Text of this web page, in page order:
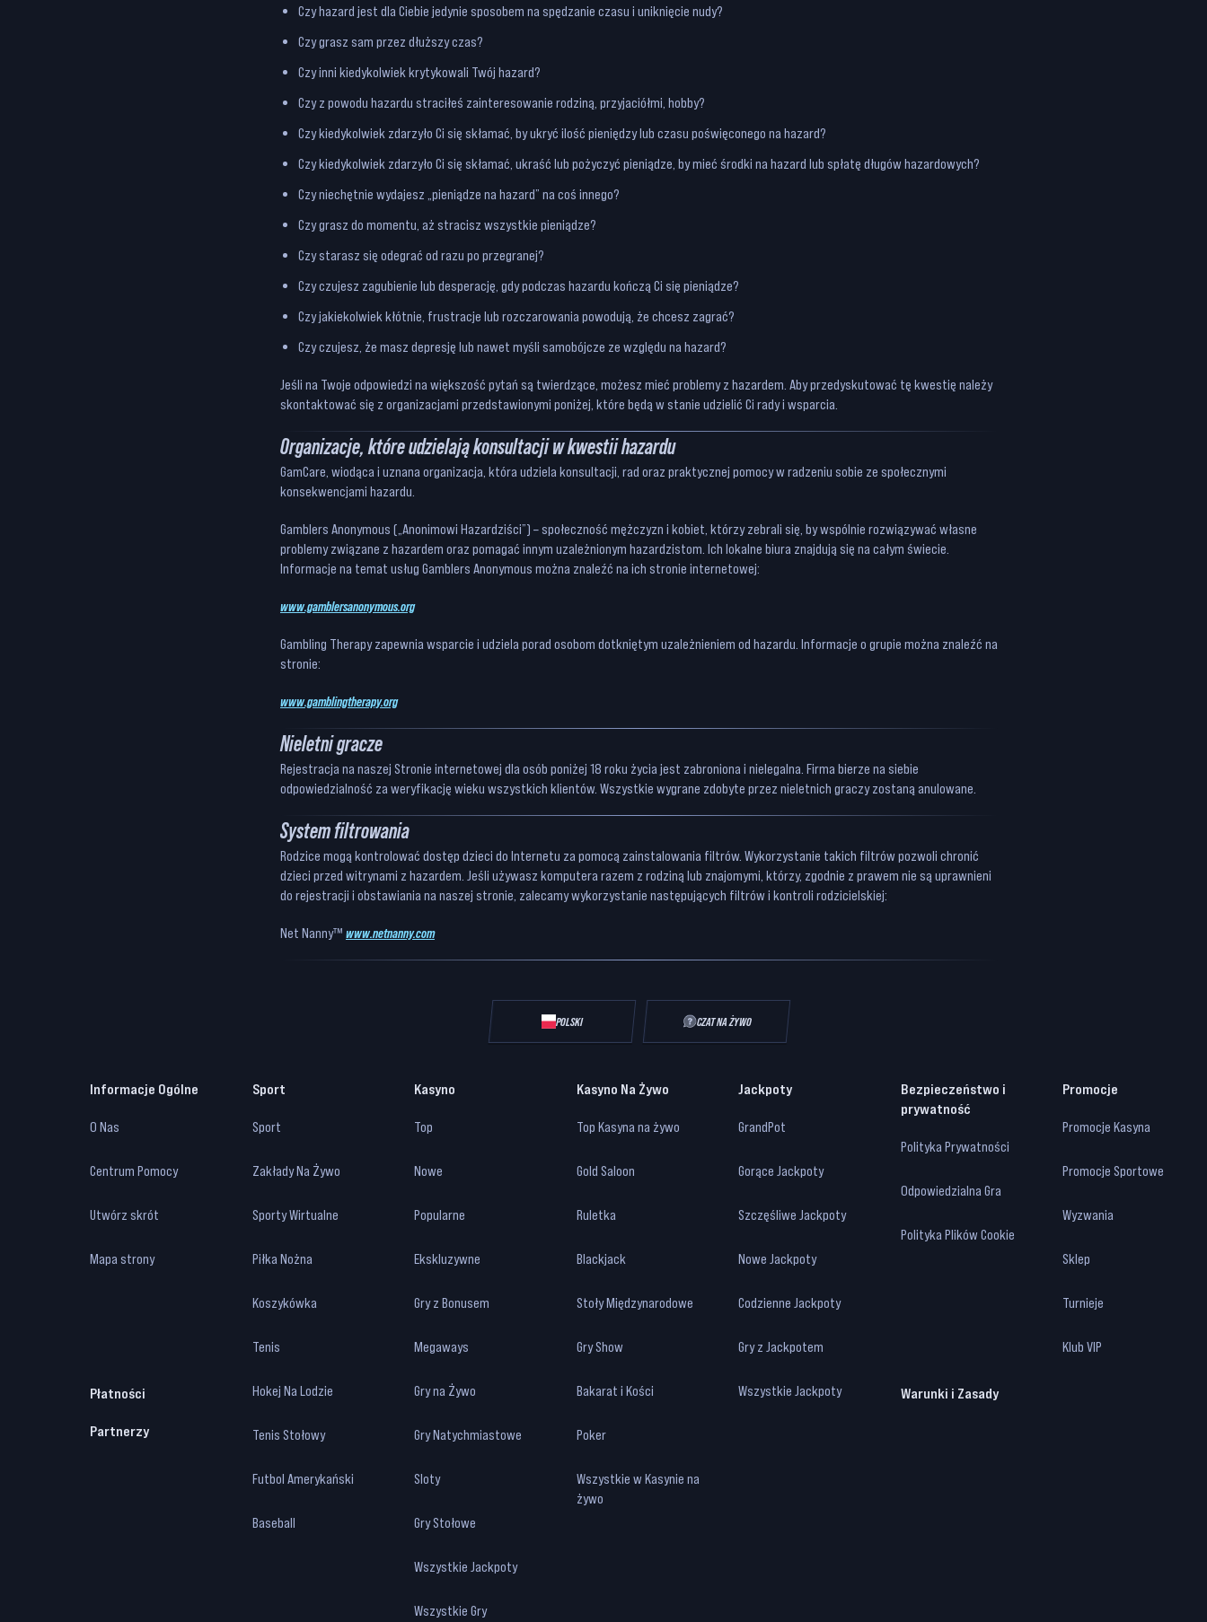
Czy hazard jest dla Ciebie jedynie sposobem na spędzanie czasu i uniknięcie nudy?
Czy grasz sam przez dłuższy czas?
Czy inni kiedykolwiek krytykowali Twój hazard?
Czy z powodu hazardu straciłeś zainteresowanie rodziną, przyjaciółmi, hobby?
Czy kiedykolwiek zdarzyło Ci się skłamać, by ukryć ilość pieniędzy lub czasu poświęconego na hazard?
Czy kiedykolwiek zdarzyło Ci się skłamać, ukraść lub pożyczyć pieniądze, by mieć środki na hazard lub spłatę długów hazardowych?
Czy niechętnie wydajesz „pieniądze na hazard” na coś innego?
Czy grasz do momentu, aż stracisz wszystkie pieniądze?
Czy starasz się odegrać od razu po przegranej?
Czy czujesz zagubienie lub desperację, gdy podczas hazardu kończą Ci się pieniądze?
Czy jakiekolwiek kłótnie, frustracje lub rozczarowania powodują, że chcesz zagrać?
Czy czujesz, że masz depresję lub nawet myśli samobójcze ze względu na hazard?
Jeśli na Twoje odpowiedzi na większość pytań są twierdzące, możesz mieć problemy z hazardem. Aby przedyskutować tę kwestię należy
skontaktować się z organizacjami przedstawionymi poniżej, które będą w stanie udzielić Ci rady i wsparcia.
Organizacje, które udzielają konsultacji w kwestii hazardu
GamCare, wiodąca i uznana organizacja, która udziela konsultacji, rad oraz praktycznej pomocy w radzeniu sobie ze społecznymi
konsekwencjami hazardu.
Gamblers Anonymous („Anonimowi Hazardziści”) – społeczność mężczyzn i kobiet, którzy zebrali się, by wspólnie rozwiązywać własne
problemy związane z hazardem oraz pomagać innym uzależnionym hazardzistom. Ich lokalne biura znajdują się na całym świecie.
Informacje na temat usług Gamblers Anonymous można znaleźć na ich stronie internetowej:
www.gamblersanonymous.org
Gambling Therapy zapewnia wsparcie i udziela porad osobom dotkniętym uzależnieniem od hazardu. Informacje o grupie można znaleźć na
stronie:
www.gamblingtherapy.org
Nieletni gracze
Rejestracja na naszej Stronie internetowej dla osób poniżej 18 roku życia jest zabroniona i nielegalna. Firma bierze na siebie
odpowiedzialność za weryfikację wieku wszystkich klientów. Wszystkie wygrane zdobyte przez nieletnich graczy zostaną anulowane.
System filtrowania
Rodzice mogą kontrolować dostęp dzieci do Internetu za pomocą zainstalowania filtrów. Wykorzystanie takich filtrów pozwoli chronić
dzieci przed witrynami z hazardem. Jeśli używasz komputera razem z rodziną lub znajomymi, którzy, zgodnie z prawem nie są uprawnieni
do rejestracji i obstawiania na naszej stronie, zalecamy wykorzystanie następujących filtrów i kontroli rodzicielskiej:
Net Nanny™ www.netnanny.com
POLSKI CZAT NA ŻYWO
Informacje Ogólne
O Nas
Centrum Pomocy
Utwórz skrót
Mapa strony
Sport
Sport
Zakłady Na Żywo
Sporty Wirtualne
Piłka Nożna
Koszykówka
Tenis
Hokej Na Lodzie
Tenis Stołowy
Futbol Amerykański
Baseball
Kasyno
Top
Nowe
Popularne
Ekskluzywne
Gry z Bonusem
Megaways
Gry na Żywo
Gry Natychmiastowe
Sloty
Gry Stołowe
Wszystkie Jackpoty
Wszystkie Gry
Kasyno Na Żywo
Top Kasyna na żywo
Gold Saloon
Ruletka
Blackjack
Stoły Międzynarodowe
Gry Show
Bakarat i Kości
Poker
Wszystkie w Kasynie na
żywo
Jackpoty
GrandPot
Gorące Jackpoty
Szczęśliwe Jackpoty
Nowe Jackpoty
Codzienne Jackpoty
Gry z Jackpotem
Wszystkie Jackpoty
Bezpieczeństwo i
prywatność
Polityka Prywatności
Odpowiedzialna Gra
Polityka Plików Cookie
Warunki i Zasady
Promocje
Promocje Kasyna
Promocje Sportowe
Wyzwania
Sklep
Turnieje
Klub VIP
Płatności
Partnerzy